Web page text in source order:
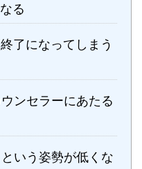
る
了になってしまう
ンセラーにあたる
いう姿勢が低くな